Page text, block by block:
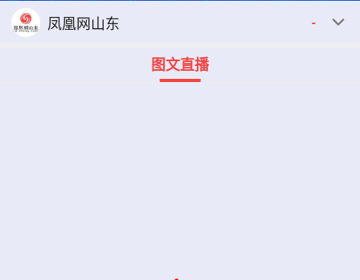
回顾 00:00
凤凰网山东 -
图文直播